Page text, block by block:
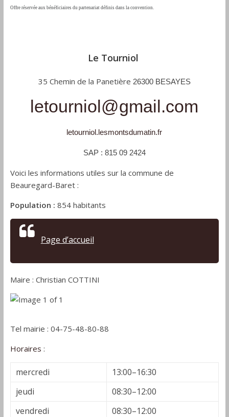
Offre réservée aux bénéficiaires du partenariat définis dans la convention.
Le Tourniol
35 Chemin de la Panetière 26300 BESAYES
letourniol@gmail.com
letourniol.lesmontsdumatin.fr
SAP : 815 09 2424
Voici les informations utiles sur la commune de
Beauregard-Baret :
Population : 854 habitants
Page d’accueil
Maire : Christian COTTINI
Tel mairie : 04-75-48-80-88
Horaires :
mercredi
13:00–16:30
jeudi
08:30–12:00
vendredi
08:30–12:00